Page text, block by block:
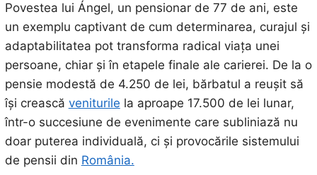
Povestea lui Ángel, un pensionar de 77 de ani, este
un exemplu captivant de cum determinarea, curajul și
adaptabilitatea pot transforma radical viața unei
persoane, chiar și în etapele finale ale carierei. De la o
pensie modestă de 4.250 de lei, bărbatul a reușit să
își crească veniturile la aproape 17.500 de lei lunar,
într-o succesiune de evenimente care subliniază nu
doar puterea individuală, ci și provocările sistemului
de pensii din România.